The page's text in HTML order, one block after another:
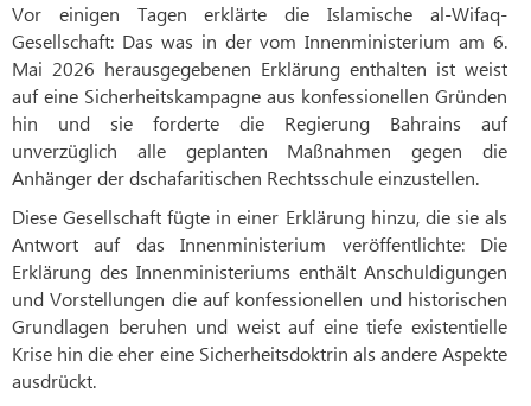
Vor einigen Tagen erklärte die Islamische al-Wifaq-
Gesellschaft: Das was in der vom Innenministerium am 6.
Mai 2026 herausgegebenen Erklärung enthalten ist weist
auf eine Sicherheitskampagne aus konfessionellen Gründen
hin und sie forderte die Regierung Bahrains auf
unverzüglich alle geplanten Maßnahmen gegen die
Anhänger der dschafaritischen Rechtsschule einzustellen.
Diese Gesellschaft fügte in einer Erklärung hinzu, die sie als
Antwort auf das Innenministerium veröffentlichte: Die
Erklärung des Innenministeriums enthält Anschuldigungen
und Vorstellungen die auf konfessionellen und historischen
Grundlagen beruhen und weist auf eine tiefe existentielle
Krise hin die eher eine Sicherheitsdoktrin als andere Aspekte
ausdrückt.